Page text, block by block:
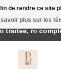
de rendre ce site
savoir plus sur les
traitée, ni